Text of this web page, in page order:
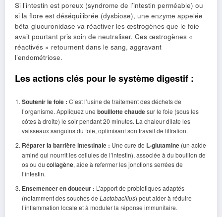
Si l’intestin est poreux (syndrome de l’intestin perméable) ou
si la flore est déséquilibrée (dysbiose), une enzyme appelée
bêta-glucuronidase va réactiver les œstrogènes que le foie
avait pourtant pris soin de neutraliser. Ces œstrogènes «
réactivés » retournent dans le sang, aggravant
l’endométriose.
Les actions clés pour le système digestif :
Soutenir le foie : C’est l’usine de traitement des déchets de
l’organisme. Appliquez une bouillotte chaudesur le foie (sous les
côtes à droite) le soir pendant 20 minutes. La chaleur dilate les
vaisseaux sanguins du foie, optimisant son travail de filtration.
Réparer la barrière intestinale : Une cure de L-glutamine(un acide
aminé qui nourrit les cellules de l’intestin), associée à du bouillon de
os ou du collagène, aide à refermer les jonctions serrées de
l’intestin.
Ensemencer en douceur : L’apport de probiotiques adaptés
(notamment des souches de Lactobacillus) peut aider à réduire
l’inflammation locale et à moduler la réponse immunitaire.